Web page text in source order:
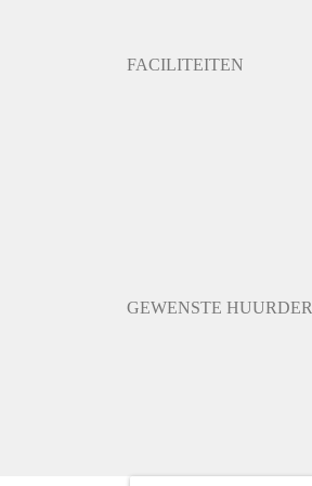
FACILITEITEN
GEWENSTE HUURDER